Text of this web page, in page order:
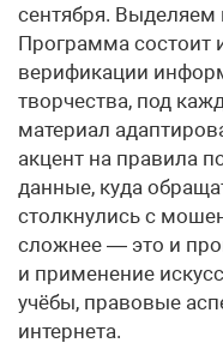
сентября. Выделяем
Программа состоит
верификации
творчества, под
материал
акцент на правила
данные, куда
столкнулись с
сложнее — это и
и применение
учёбы, правовые
интернета.